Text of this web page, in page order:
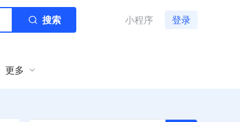
搜索 小程序 登录
更多